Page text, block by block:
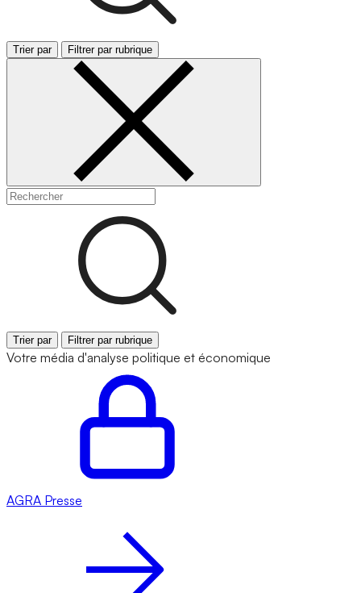
Trier par Filtrer par rubrique
Trier par Filtrer par rubrique
Votre média d'analyse politique et économique
AGRA Presse